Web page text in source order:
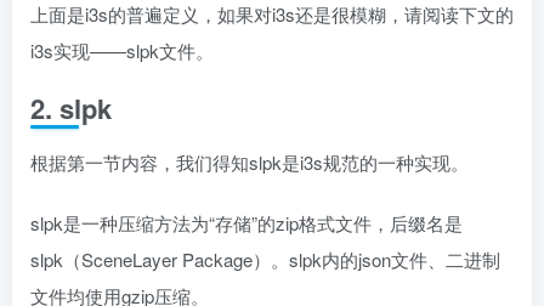
上面是i3s的普遍定义，如果对i3s还是很模糊，请阅读下文的
i3s实现——slpk文件。
2. slpk
根据第一节内容，我们得知slpk是i3s规范的一种实现。
slpk是一种压缩方法为“存储”的zip格式文件，后缀名是
slpk（SceneLayer Package）。slpk内的json文件、二进制
文件均使用gzip压缩。